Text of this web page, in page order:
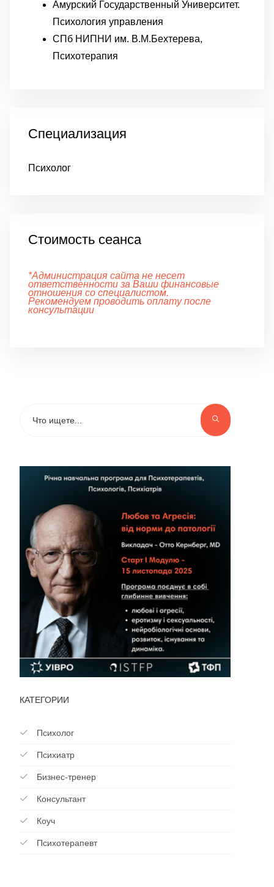
Амурский Государственный Университет.
Психология управления
СПб НИПНИ им. В.М.Бехтерева,
Психотерапия
Специализация
Психолог
Стоимость сеанса
*Администрация сайта не несет
ответственности за Ваши финансовые
отношения со специалистом.
Рекомендуем проводить оплату после
консультации
КАТЕГОРИИ
Психолог
Психиатр
Бизнес-тренер
Консультант
Коуч
Психотерапевт